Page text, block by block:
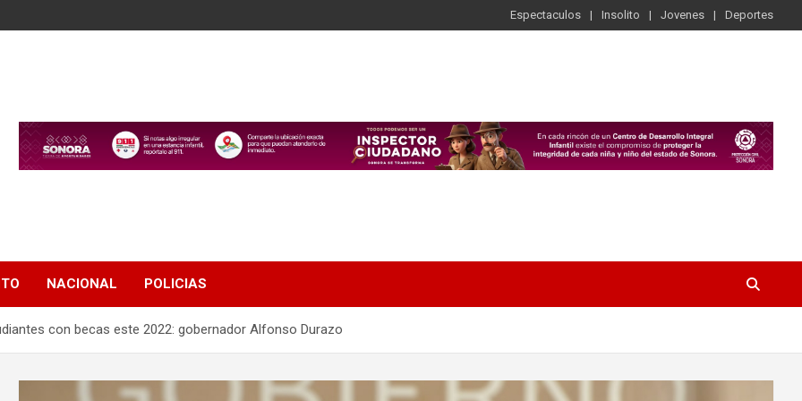
Espectaculos Insolito Jovenes Deportes
NACIONAL POLICIAS
con becas este 2022: gobernador Alfonso Durazo